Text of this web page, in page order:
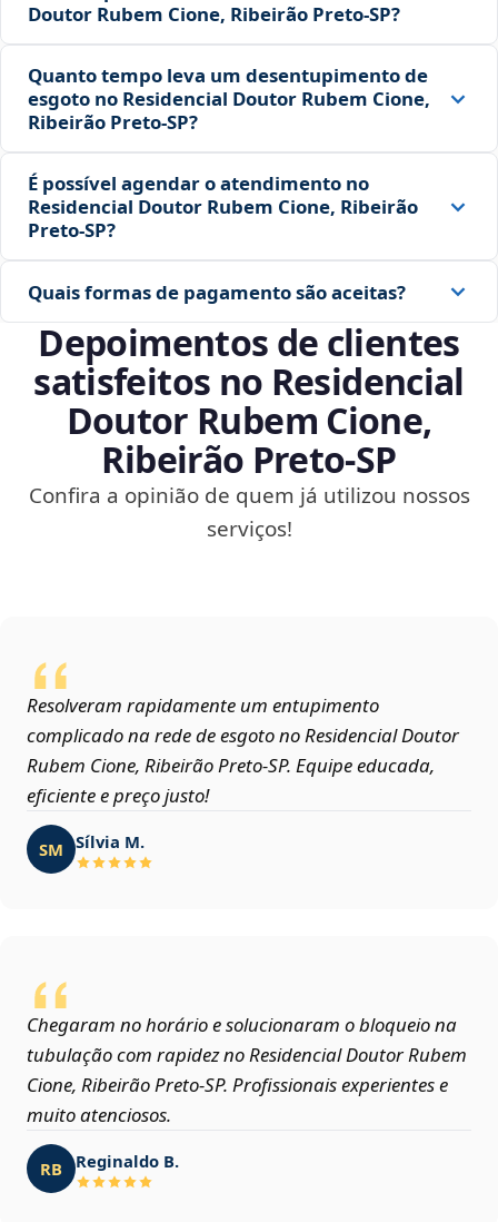
Doutor Rubem Cione, Ribeirão Preto‑SP?
Quanto tempo leva um desentupimento de
esgoto no Residencial Doutor Rubem Cione,
Ribeirão Preto‑SP?
É possível agendar o atendimento no
Residencial Doutor Rubem Cione, Ribeirão
Preto‑SP?
Quais formas de pagamento são aceitas?
Depoimentos de clientes
satisfeitos no Residencial
Doutor Rubem Cione,
Ribeirão Preto‑SP
Confira a opinião de quem já utilizou nossos
serviços!
Resolveram rapidamente um entupimento
complicado na rede de esgoto no Residencial Doutor
Rubem Cione, Ribeirão Preto‑SP. Equipe educada,
eficiente e preço justo!
SM Sílvia M.
Chegaram no horário e solucionaram o bloqueio na
tubulação com rapidez no Residencial Doutor Rubem
Cione, Ribeirão Preto‑SP. Profissionais experientes e
muito atenciosos.
RB Reginaldo B.